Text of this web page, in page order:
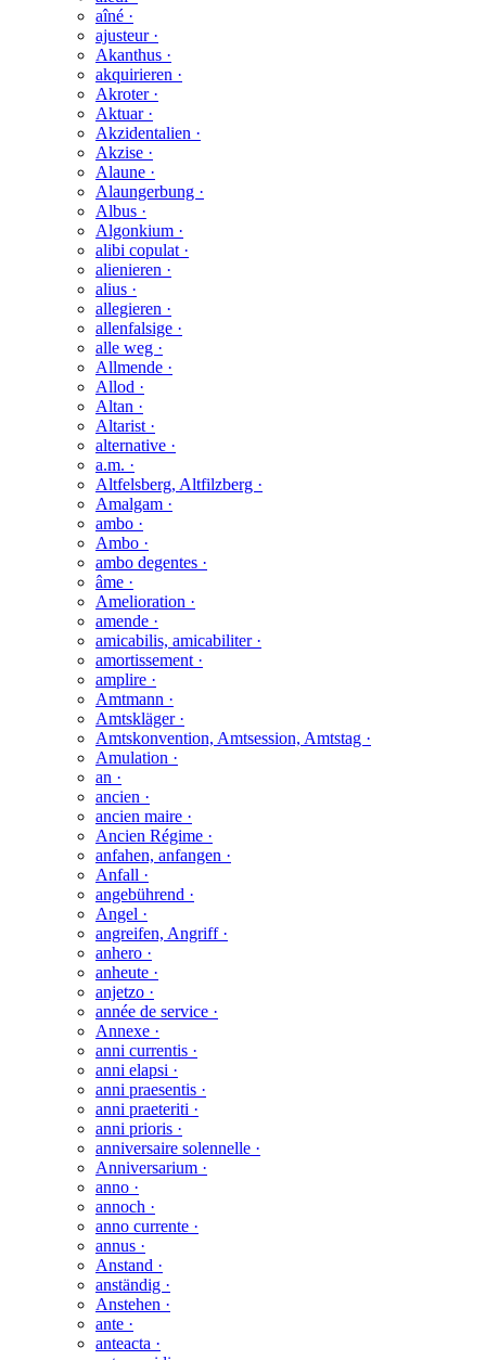
aîné ·
ajusteur ·
Akanthus ·
akquirieren ·
Akroter ·
Aktuar ·
Akzidentalien ·
Akzise ·
Alaune ·
Alaungerbung ·
Albus ·
Algonkium ·
alibi copulat ·
alienieren ·
alius ·
allegieren ·
allenfalsige ·
alle weg ·
Allmende ·
Allod ·
Altan ·
Altarist ·
alternative ·
a.m. ·
Altfelsberg, Altfilzberg ·
Amalgam ·
ambo ·
Ambo ·
ambo degentes ·
âme ·
Amelioration ·
amende ·
amicabilis, amicabiliter ·
amortissement ·
amplire ·
Amtmann ·
Amtskläger ·
Amtskonvention, Amtsession, Amtstag ·
Amulation ·
an ·
ancien ·
ancien maire ·
Ancien Régime ·
anfahen, anfangen ·
Anfall ·
angebührend ·
Angel ·
angreifen, Angriff ·
anhero ·
anheute ·
anjetzo ·
année de service ·
Annexe ·
anni currentis ·
anni elapsi ·
anni praesentis ·
anni praeteriti ·
anni prioris ·
anniversaire solennelle ·
Anniversarium ·
anno ·
annoch ·
anno currente ·
annus ·
Anstand ·
anständig ·
Anstehen ·
ante ·
anteacta ·